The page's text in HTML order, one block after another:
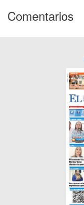
Comentarios